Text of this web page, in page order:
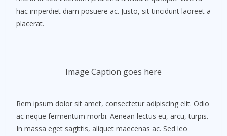
hac imperdiet diam posuere ac. Justo, sit tincidunt laoreet a
placerat.
Image Caption goes here
Rem ipsum dolor sit amet, consectetur adipiscing elit. Odio
ac neque fermentum morbi. Aenean lectus eu, arcu, turpis.
In massa eget sagittis, aliquet maecenas ac. Sed leo